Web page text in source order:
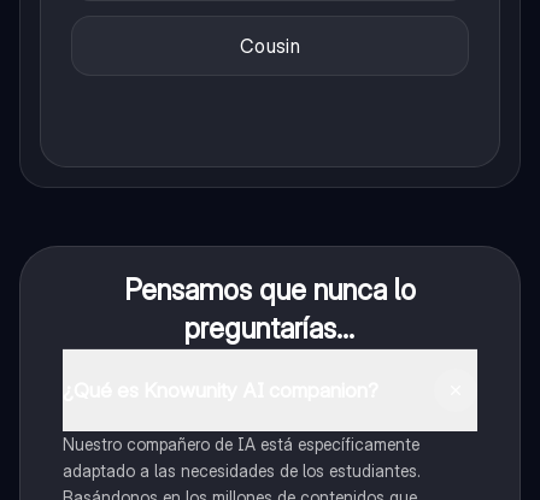
Cousin
Pensamos que nunca lo
preguntarías...
Nuestro compañero de IA está específicamente
adaptado a las necesidades de los estudiantes.